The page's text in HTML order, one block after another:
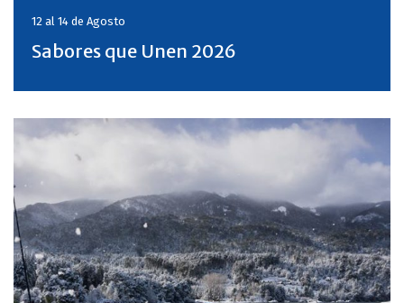
12 al 14 de Agosto
Sabores que Unen 2026